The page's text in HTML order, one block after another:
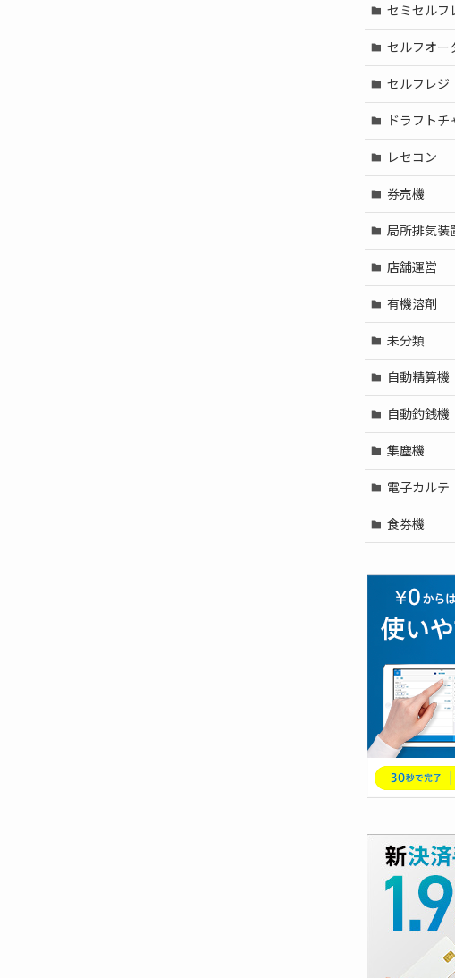
セミセルフ
セルフオー
セルフレジ
ドラフトチ
レセコン
券売機
局所排気装
店舗運営
有機溶剤
未分類
自動精算機
自動釣銭機
集塵機
電子カルテ
食券機